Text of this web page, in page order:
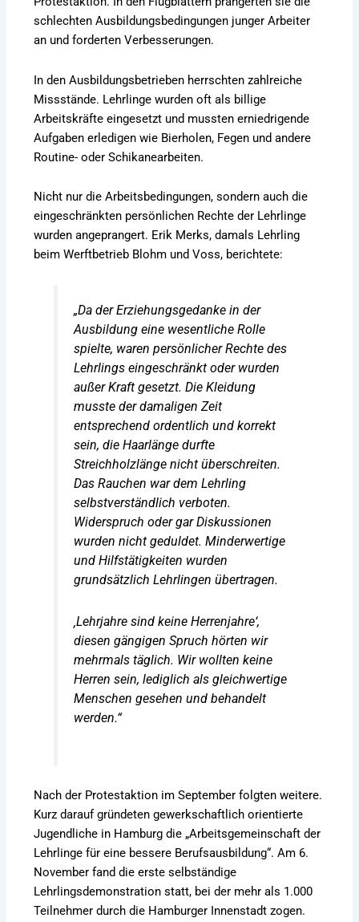
schlechten Ausbildungsbedingungen junger Arbeiter
an und forderten Verbesserungen.
In den Ausbildungsbetrieben herrschten zahlreiche
Missstände. Lehrlinge wurden oft als billige
Arbeitskräfte eingesetzt und mussten erniedrigende
Aufgaben erledigen wie Bierholen, Fegen und andere
Routine- oder Schikanearbeiten.
Nicht nur die Arbeitsbedingungen, sondern auch die
eingeschränkten persönlichen Rechte der Lehrlinge
wurden angeprangert. Erik Merks, damals Lehrling
beim Werftbetrieb Blohm und Voss, berichtete:
„Da der Erziehungsgedanke in der
Ausbildung eine wesentliche Rolle
spielte, waren persönlicher Rechte des
Lehrlings eingeschränkt oder wurden
außer Kraft gesetzt. Die Kleidung
musste der damaligen Zeit
entsprechend ordentlich und korrekt
sein, die Haarlänge durfte
Streichholzlänge nicht überschreiten.
Das Rauchen war dem Lehrling
selbstverständlich verboten.
Widerspruch oder gar Diskussionen
wurden nicht geduldet. Minderwertige
und Hilfstätigkeiten wurden
grundsätzlich Lehrlingen übertragen.
‚Lehrjahre sind keine Herrenjahre‘,
diesen gängigen Spruch hörten wir
mehrmals täglich. Wir wollten keine
Herren sein, lediglich als gleichwertige
Menschen gesehen und behandelt
werden.“
Nach der Protestaktion im September folgten weitere.
Kurz darauf gründeten gewerkschaftlich orientierte
Jugendliche in Hamburg die „Arbeitsgemeinschaft der
Lehrlinge für eine bessere Berufsausbildung“. Am 6.
November fand die erste selbständige
Lehrlingsdemonstration statt, bei der mehr als 1.000
Teilnehmer durch die Hamburger Innenstadt zogen.